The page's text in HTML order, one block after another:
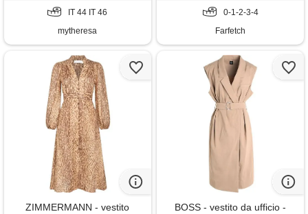
IT 44 IT 46
mytheresa
0-1-2-3-4
Farfetch
ZIMMERMANN - vestito
BOSS - vestito da ufficio -